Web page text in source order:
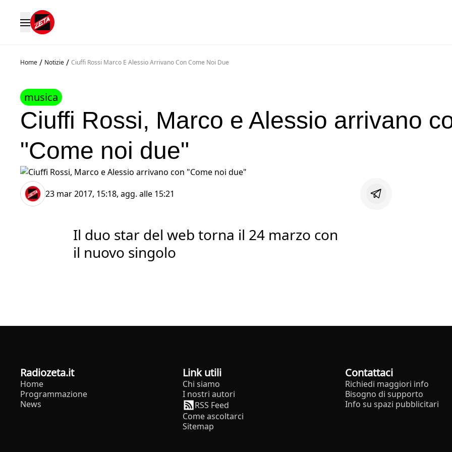
Home / Notizie / Ciuffi Rossi Marco E Alessio Arrivano Con Come Noi Due
musica
Ciuffi Rossi, Marco e Alessio arrivano
"Come noi due"
23 mar 2017, 15:18, agg. alle 15:21
Il duo star del web torna il 24 marzo con
il nuovo singolo
radiozeta.it
Home
Programmazione
News
Link utili
Chi siamo
I nostri autori
RSS Feed
Come ascoltarci
Sitemap
Contattaci
Richiedi maggiori info
Bisogno di supporto
Info su spazi pubblicitari